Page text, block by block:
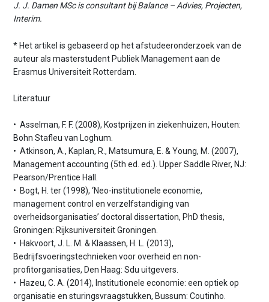
J. J. Damen MSc is consultant bij Balance – Advies, Projecten,
Interim.
* Het artikel is gebaseerd op het afstudeeronderzoek van de
auteur als masterstudent Publiek Management aan de
Erasmus Universiteit Rotterdam.
Literatuur
• Asselman, F. F. (2008), Kostprijzen in ziekenhuizen, Houten:
Bohn Stafleu van Loghum.
• Atkinson, A., Kaplan, R., Matsumura, E. & Young, M. (2007),
Management accounting (5th ed. ed.). Upper Saddle River, NJ:
Pearson/Prentice Hall.
• Bogt, H. ter (1998), ‘Neo-institutionele economie,
management control en verzelfstandiging van
overheidsorganisaties’ doctoral dissertation, PhD thesis,
Groningen: Rijksuniversiteit Groningen.
• Hakvoort, J. L. M. & Klaassen, H. L. (2013),
Bedrijfsvoeringstechnieken voor overheid en non-
profitorganisaties, Den Haag: Sdu uitgevers.
• Hazeu, C. A. (2014), Institutionele economie: een optiek op
organisatie en sturingsvraagstukken, Bussum: Coutinho.